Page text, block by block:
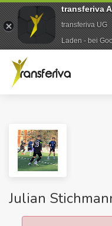
Julian
transferiva
transferiva UG
Laden - bei